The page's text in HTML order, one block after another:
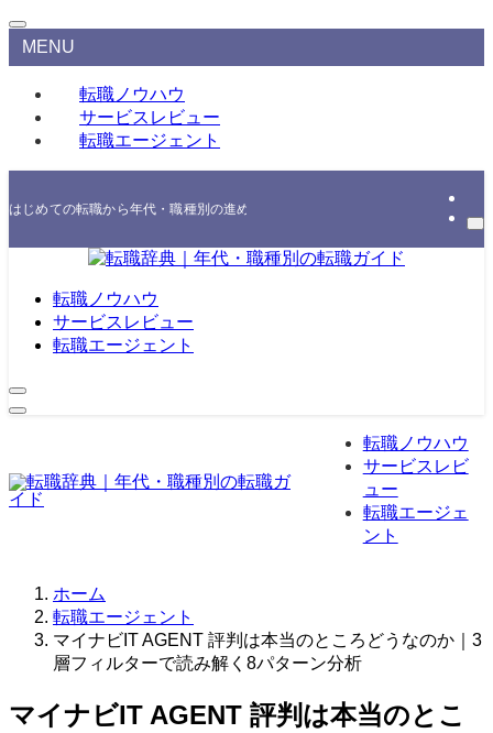
MENU
転職ノウハウ
サービスレビュー
転職エージェント
はじめての転職から年代・職種別の進め方、エージェント・スクールの選び
転職ノウハウ
サービスレビュー
転職エージェント
転職ノウハウ
サービスレビ
ュー
転職エージェ
ント
ホーム
転職エージェント
マイナビIT AGENT 評判は本当のところどうなのか｜3
層フィルターで読み解く8パターン分析
マイナビIT AGENT 評判は本当のとこ